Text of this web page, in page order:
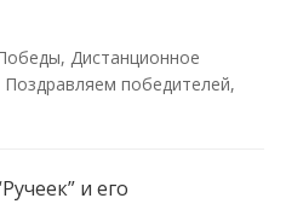
, Дистанционное
Поздравляем победителей,
и его